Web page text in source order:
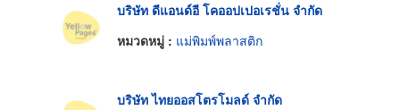
บริษัท ดีแอนด์อี โคออปเปอเรชั่น จำกัด
หมวดหมู่ : แม่พิมพ์พลาสติก
บริษัท ไทยออสโตรโมลด์ จำกัด